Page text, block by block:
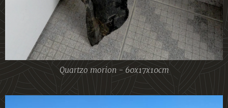
Quartzo morion - 60x17x10cm